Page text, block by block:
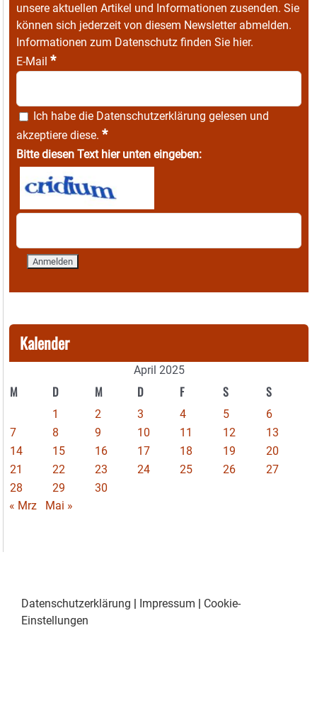
unsere aktuellen Artikel und Informationen zusenden. Sie
können sich jederzeit von diesem Newsletter abmelden.
Informationen zum Datenschutz finden Sie hier.
E-Mail *
Ich habe die Datenschutzerklärung gelesen und
akzeptiere diese. *
Bitte diesen Text hier unten eingeben:
Kalender
April 2025
M D M D F S S
1 2 3 4 5
6
7
8 9 10 11 12
13
14
15 16 17 18 19
20
21
22 23 24 25 26
27
28
29
30
« Mrz
Mai »
Datenschutzerklärung | Impressum | Cookie-
Einstellungen